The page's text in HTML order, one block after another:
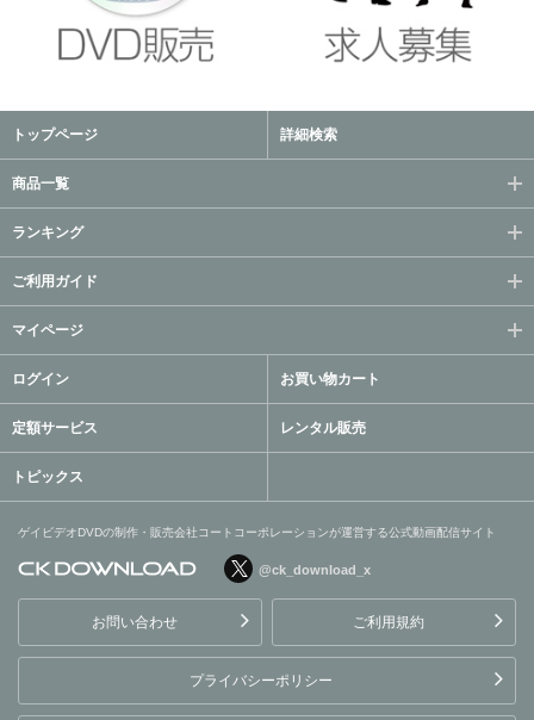
トップページ 詳細検索
商品一覧
ランキング
ご利用ガイド
マイページ
ログイン お買い物カート
定額サービス レンタル販売
トピックス
ゲイビデオDVDの制作・販売会社コートコーポレーションが運営する公式動画配信サイト
ョンが運営する公式動画配
信サイト
@ck_download_x
お問い合わせ ご利用規約
プライバシーポリシー